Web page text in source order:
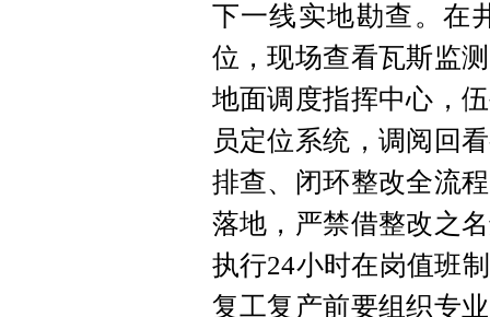
下一线实地勘查。在
位，现场查看瓦斯监
地面调度指挥中心，
员定位系统，调阅回
排查、闭环整改全流
落地，严禁借整改之
执行24小时在岗值班
复工复产前要组织专